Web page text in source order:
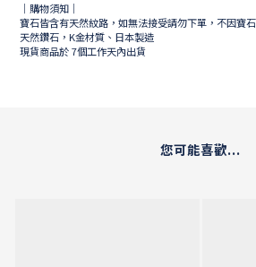
｜購物須知｜
寶石皆含有天然紋路，如無法接受請勿下單，不因寶
天然鑽石，K金材質、日本製造
現貨商品於7個工作天內出貨
您可能喜歡...